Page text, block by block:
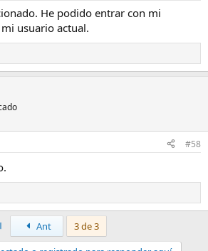
He podido entrar con mi
usuario actual.
#58
PrimeroAnt
3 de 3